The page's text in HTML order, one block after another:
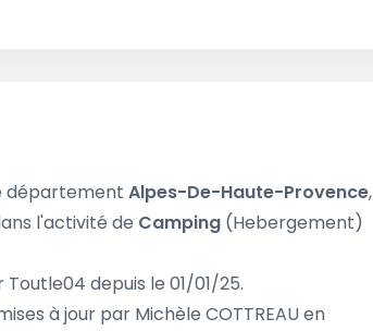
département Alpes-De-Haute-Provence,
l'activité de Camping (Hebergement)
depuis le 01/01/25.
à jour par Michèle COTTREAU en